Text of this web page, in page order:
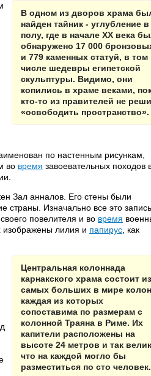
В одном из дворов храма
найден тайник - углубление в
полу, где в начале XX века
обнаружено 17 000
и 779 каменных статуй, в том
числе шедевры египетской
скульптуры. Видимо, они
копились в храме веками,
кто-то из правителей не
«освободить пространство».
по настенным рисункам,
во время завоевательных походов
Зал анналов. Его стены были
страны. Изначально все это
повелителя и во время
изображены лилия и папирус , как
Центральная колоннада
карнакского храма состоит из
самых больших в мире
каждая из которых
сопоставима по размерам с
колонной Траяна в Риме. Их
капители расположены на
высоте 24 метров и так
что на каждой могло бы
разместиться по сто человек.